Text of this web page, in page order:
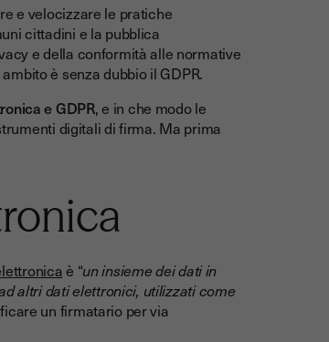
e velocizzare le pratiche
cittadini e la pubblica
e della conformità alle normative
è senza dubbio il GDPR.
e GDPR, e in che modo le
digitali di firma. Ma prima
è “un insieme dei dati in
altri dati elettronici, utilizzati come
un firmatario per via